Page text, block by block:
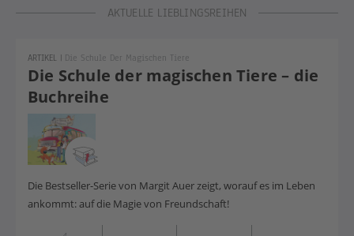
AKTUELLE LIEBLINGSREIHEN
Die Schule der magischen Tiere – die
Buchreihe
ARTIKEL | Die Schule Der Magischen Tiere
Die Bestseller-Serie von Margit Auer zeigt, worauf es im Leben
ankommt: auf die Magie von Freundschaft!